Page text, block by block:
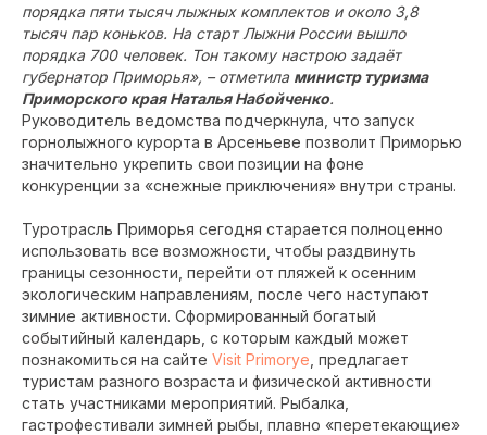
порядка пяти тысяч лыжных комплектов и около 3,8
тысяч пар коньков. На старт Лыжни России вышло
порядка 700 человек. Тон такому настрою задаёт
губернатор Приморья», – отметила министр туризма
Приморского края Наталья Набойченко.
Руководитель ведомства подчеркнула, что запуск
горнолыжного курорта в Арсеньеве позволит Приморью
значительно укрепить свои позиции на фоне
конкуренции за «снежные приключения» внутри страны.
Туротрасль Приморья сегодня старается полноценно
использовать все возможности, чтобы раздвинуть
границы сезонности, перейти от пляжей к осенним
экологическим направлениям, после чего наступают
зимние активности. Сформированный богатый
событийный календарь, с которым каждый может
познакомиться на сайте Visit Primorye , предлагает
туристам разного возраста и физической активности
стать участниками мероприятий. Рыбалка,
гастрофестивали зимней рыбы, плавно «перетекающие»